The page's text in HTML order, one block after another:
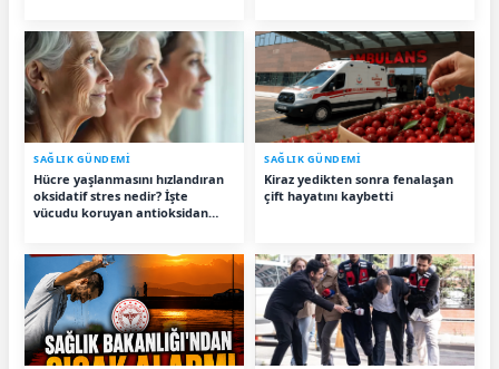
SAĞLIK GÜNDEMİ
Hücre yaşlanmasını hızlandıran
oksidatif stres nedir? İşte
vücudu koruyan antioksidan
SAĞLIK GÜNDEMİ
Kiraz yedikten sonra fenalaşan
çift hayatını kaybetti